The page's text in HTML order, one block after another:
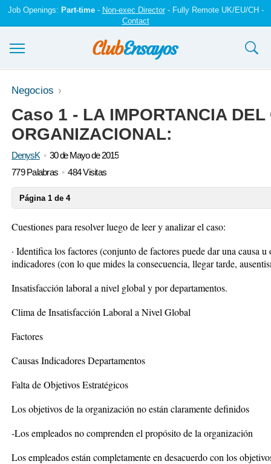
Job Openings: Part-time- Non-exec Director- Fully Remote UK/EU/CH -
Contact
Ensayos y trabajos
Registrarse
Iniciar sesión
Negocios
Caso 1 - LA IMPORTANCIA DEL
ORGANIZACIONAL:
DenysK
30 de Mayo de 2015
779 Palabras
484 Visitas
Página 1 de 4
Cuestiones para resolver luego de leer y analizar el caso:
· Identifica los factores (conjunto de factores puede dar una causa
indicadores (con lo que mides la consecuencia, llegar tarde,
Insatisfacción laboral a nivel global y por departamentos.
Clima de Insatisfacción Laboral a Nivel Global
Factores
Causas Indicadores Departamentos
Falta de Objetivos Estratégicos
Los objetivos de la organización no están claramente definidos
-Los empleados no comprenden el propósito de la organización
Los empleados están completamente en desacuerdo con los